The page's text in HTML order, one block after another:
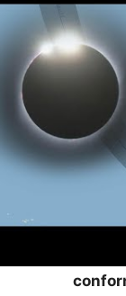
Règles
solaire
adéquate
de la rétine.
l’éclipse, il
de